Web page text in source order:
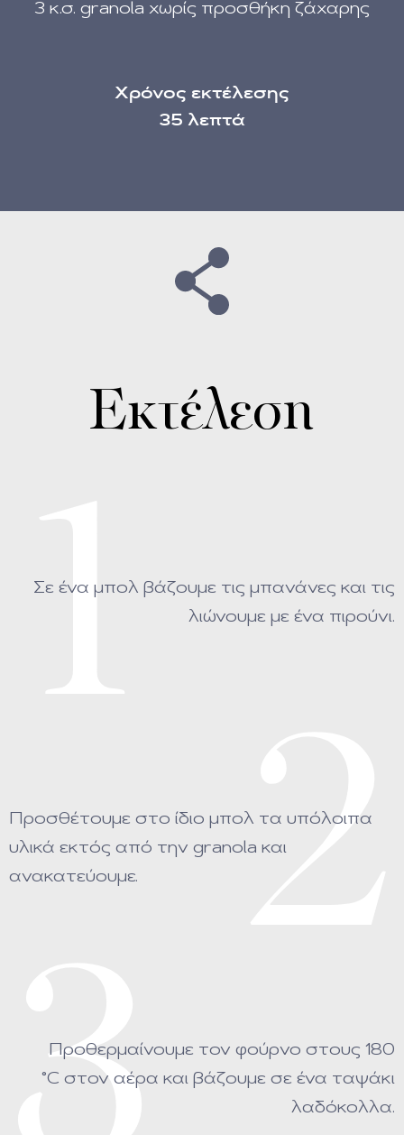
3 κ.σ. granola χωρίς προσθήκη ζάχαρης
Χρόνος εκτέλεσης
35 λεπτά
Εκτέλεση
1
Σε ένα μπολ βάζουμε τις μπανάνες και τις
λιώνουμε με ένα πιρούνι.
2
Προσθέτουμε στο ίδιο μπολ τα υπόλοιπα
υλικά εκτός από την granola και
ανακατεύουμε.
Προθερμαίνουμε τον φούρνο στους 180
°C στον αέρα και βάζουμε σε ένα ταψάκι
λαδόκολλα.